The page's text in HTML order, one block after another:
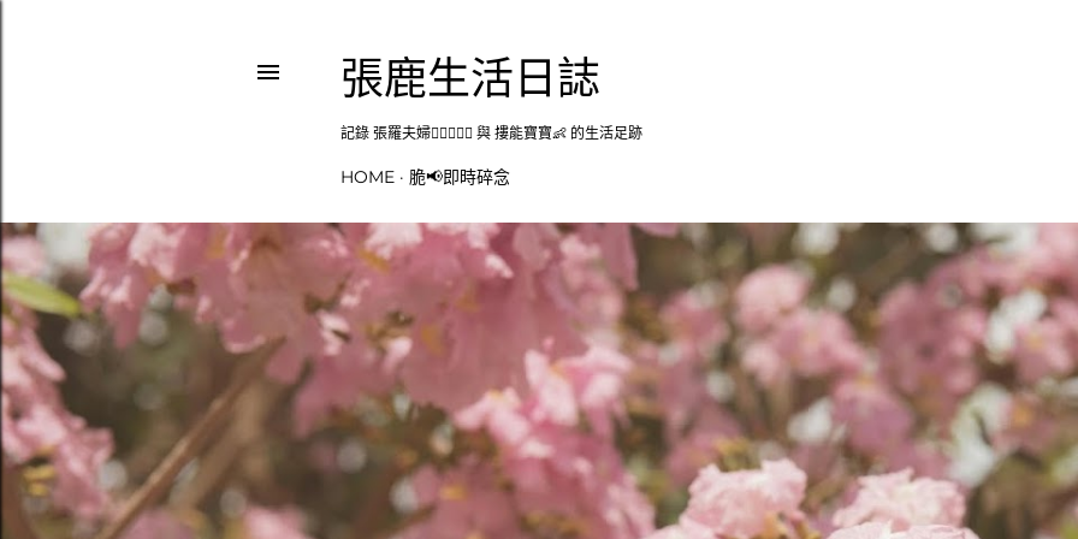
張鹿生活日誌
記錄 張羅夫婦👩🏻‍❤️‍👨🏻 與 摟能寶寶👶 的生活足跡
HOME 脆📢即時碎念